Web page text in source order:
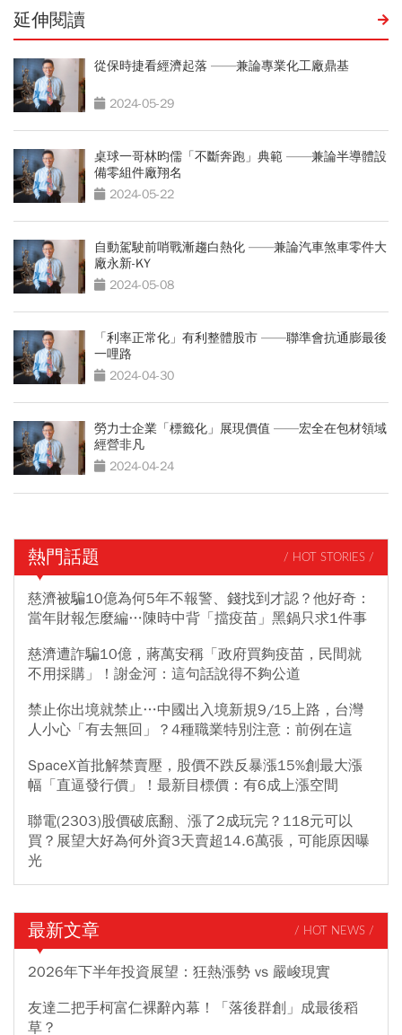
延伸閱讀
從保時捷看經濟起落 ——兼論專業化工廠鼎基
2024-05-29
桌球一哥林昀儒「不斷奔跑」典範 ——兼論半導體設
備零組件廠翔名
2024-05-22
自動駕駛前哨戰漸趨白熱化 ——兼論汽車煞車零件大
廠永新-KY
2024-05-08
「利率正常化」有利整體股市 ——聯準會抗通膨最後
一哩路
2024-04-30
勞力士企業「標籤化」展現價值 ——宏全在包材領域
經營非凡
2024-04-24
熱門話題 / HOT STORIES /
慈濟被騙10億為何5年不報警、錢找到才認？他好奇：
當年財報怎麼編…陳時中背「擋疫苗」黑鍋只求1件事
慈濟遭詐騙10億，蔣萬安稱「政府買夠疫苗，民間就
不用採購」！謝金河：這句話說得不夠公道
禁止你出境就禁止…中國出入境新規9/15上路，台灣
人小心「有去無回」？4種職業特別注意：前例在這
SpaceX首批解禁賣壓，股價不跌反暴漲15%創最大漲
幅「直逼發行價」！最新目標價：有6成上漲空間
聯電(2303)股價破底翻、漲了2成玩完？118元可以
買？展望大好為何外資3天賣超14.6萬張，可能原因曝
光
最新文章 / HOT NEWS /
2026年下半年投資展望：狂熱漲勢 vs 嚴峻現實
友達二把手柯富仁裸辭內幕！「落後群創」成最後稻
草？